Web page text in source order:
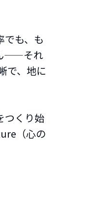
でも、も
——それ
で、地に
つくり始
（心の